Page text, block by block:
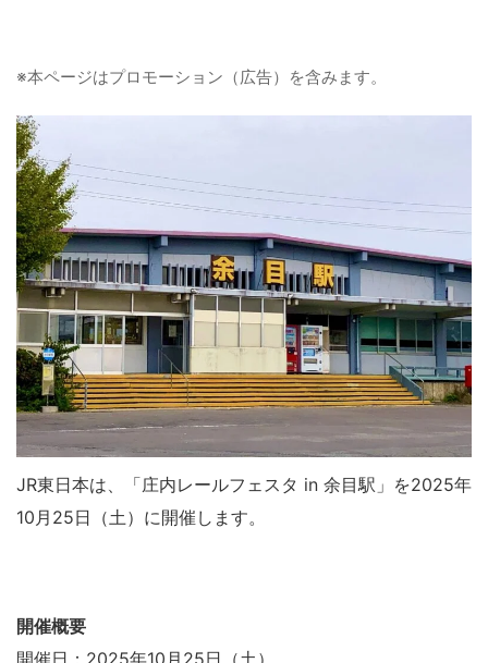
※本ページはプロモーション（広告）を含みます。
JR東日本は、「庄内レールフェスタ in 余目駅」を2025年
10月25日（土）に開催します。
開催概要
開催日：2025年10月25日（土）